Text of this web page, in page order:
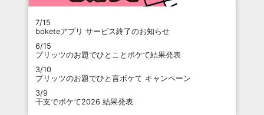
7/15
boketeアプリ サービス終了のお知らせ
6/15
プリッツのお題でひとことボケて結果発表
3/10
プリッツのお題でひと言ボケて キャンペーン
3/9
干支でボケて2026 結果発表